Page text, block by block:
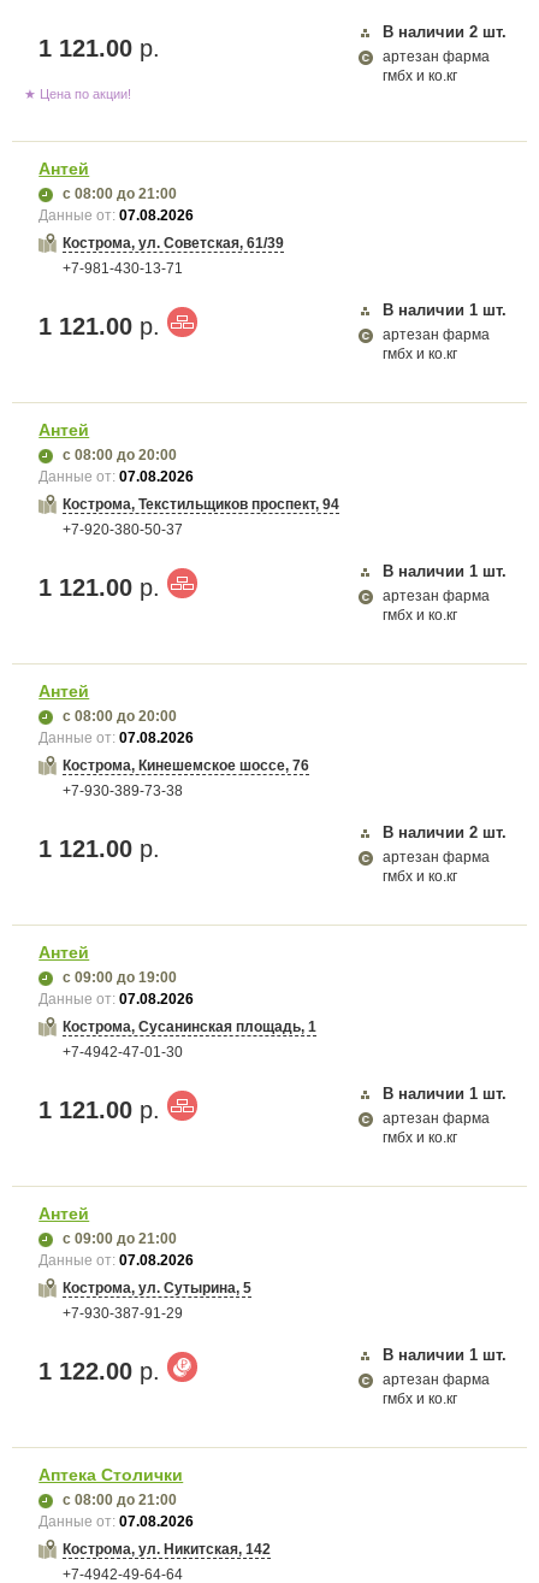
1 121.00 р.
В наличии 2 шт.
артезан фарма
гмбх и ко.кг
★ Цена по акции!
Антей
с 08:00 до 21:00
Данные от:07.08.2026
Кострома, ул. Советская, 61/39
+7-981-430-13-71
1 121.00 р.
В наличии 1 шт.
артезан фарма
гмбх и ко.кг
Антей
с 08:00 до 20:00
Данные от:07.08.2026
Кострома, Текстильщиков проспект, 94
+7-920-380-50-37
1 121.00 р.
В наличии 1 шт.
артезан фарма
гмбх и ко.кг
Антей
с 08:00 до 20:00
Данные от:07.08.2026
Кострома, Кинешемское шоссе, 76
+7-930-389-73-38
1 121.00 р.
В наличии 2 шт.
артезан фарма
гмбх и ко.кг
Антей
с 09:00 до 19:00
Данные от:07.08.2026
Кострома, Сусанинская площадь, 1
+7-4942-47-01-30
1 121.00 р.
В наличии 1 шт.
артезан фарма
гмбх и ко.кг
Антей
с 09:00 до 21:00
Данные от:07.08.2026
Кострома, ул. Сутырина, 5
+7-930-387-91-29
1 122.00 р.
В наличии 1 шт.
артезан фарма
гмбх и ко.кг
Аптека Столички
с 08:00 до 21:00
Данные от:07.08.2026
Кострома, ул. Никитская, 142
+7-4942-49-64-64